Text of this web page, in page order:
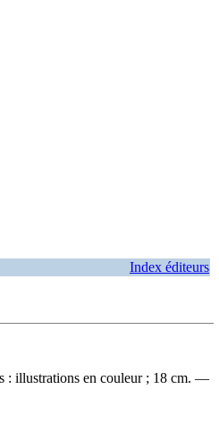
Index éditeurs
: illustrations en couleur ; 18 cm. —